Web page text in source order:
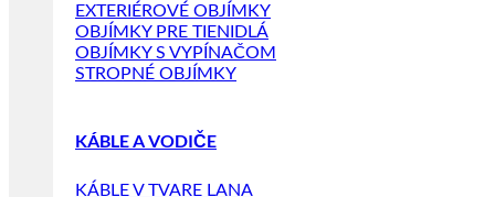
EXTERIÉROVÉ OBJÍMKY
OBJÍMKY PRE TIENIDLÁ
OBJÍMKY S VYPÍNAČOM
STROPNÉ OBJÍMKY
KÁBLE A VODIČE
KÁBLE V TVARE LANA